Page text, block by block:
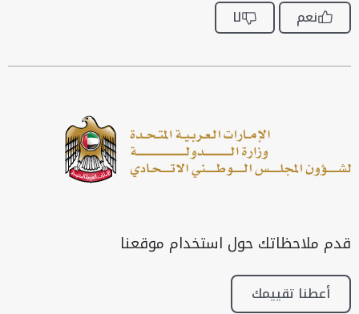
نعم لا
قدم ملاحظاتك حول استخدام موقعنا
أعطنا تقييمك